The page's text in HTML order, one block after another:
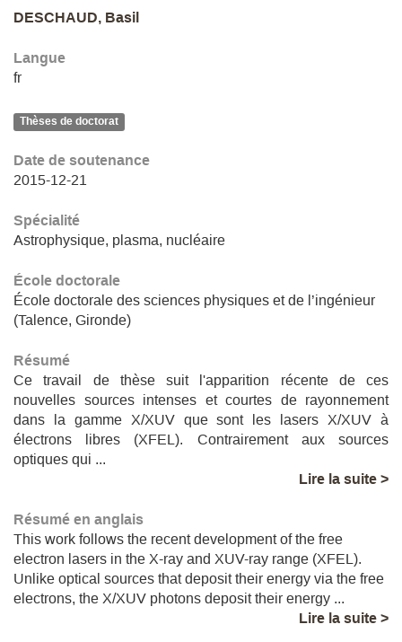
DESCHAUD, Basil
Langue
fr
Thèses de doctorat
Date de soutenance
2015-12-21
Spécialité
Astrophysique, plasma, nucléaire
École doctorale
École doctorale des sciences physiques et de l’ingénieur
(Talence, Gironde)
Résumé
Ce travail de thèse suit l'apparition récente de ces
nouvelles sources intenses et courtes de rayonnement
dans la gamme X/XUV que sont les lasers X/XUV à
électrons libres (XFEL). Contrairement aux sources
optiques qui ...
Lire la suite >
Résumé en anglais
This work follows the recent development of the free
electron lasers in the X-ray and XUV-ray range (XFEL).
Unlike optical sources that deposit their energy via the free
electrons, the X/XUV photons deposit their energy ...
Lire la suite >